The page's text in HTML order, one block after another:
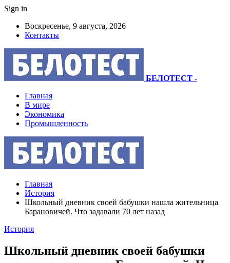
Sign in
Воскресенье, 9 августа, 2026
Контакты
БЕЛОТЕСТ -
Главная
В мире
Экономика
Промышленность
Главная
История
Школьный дневник своей бабушки нашла жительница
Барановичей. Что задавали 70 лет назад
История
Школьный дневник своей бабушки